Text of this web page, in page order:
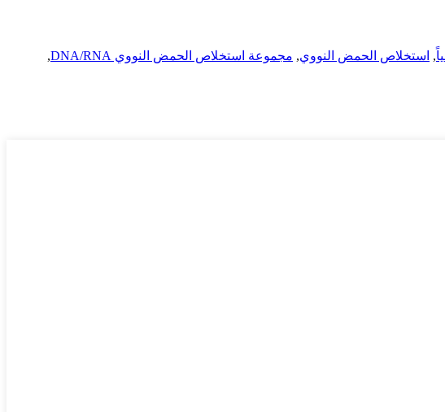
, استخلاص الحمض النووي, مجموعة استخلاص الحمض النووي DNA/RNA ,